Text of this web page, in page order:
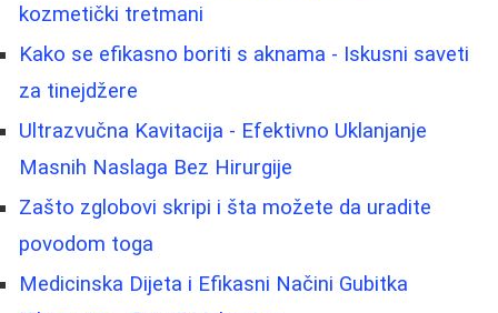
kozmetički tretmani
Kako se efikasno boriti s aknama - Iskusni saveti
za tinejdžere
Ultrazvučna Kavitacija - Efektivno Uklanjanje
Masnih Naslaga Bez Hirurgije
Zašto zglobovi skripi i šta možete da uradite
povodom toga
Medicinska Dijeta i Efikasni Načini Gubitka